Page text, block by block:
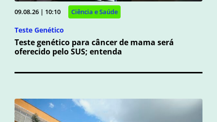
09.08.26 | 10:10 Ciência e Saúde
Teste Genético
Teste genético para câncer de mama será
oferecido pelo SUS; entenda